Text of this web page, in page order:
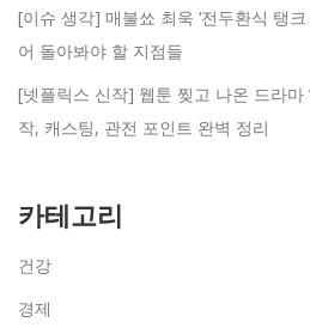
[이슈 생각] 매불쑈 최욱 ‘전두환식 탱
어 돌아봐야 할 지점들
[넷플릭스 신작] 웹툰 찢고 나온 드라마
작, 캐스팅, 관전 포인트 완벽 정리
카테고리
건강
경제